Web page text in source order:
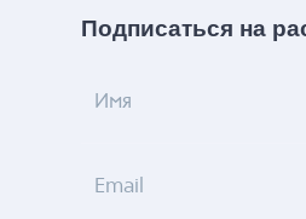
Подписаться на
Имя
Email